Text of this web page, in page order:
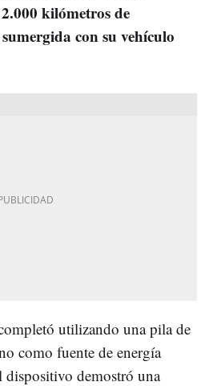
kilómetros de
con su vehículo
utilizando una pila de
como fuente de energía
demostró una